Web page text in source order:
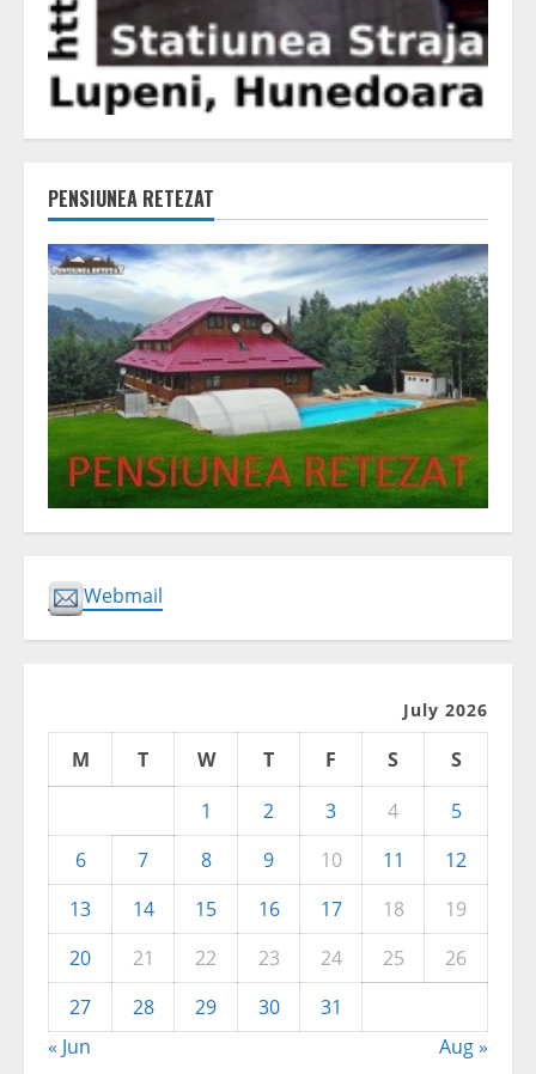
PENSIUNEA RETEZAT
Webmail
July 2026
M T W T F S
S
1
2 3 4
5
6
7 8 9 10 11
12
13
14 15 16 17 18
19
20
21 22 23 24 25
26
27
28 29 30
31
« Jun
Aug »